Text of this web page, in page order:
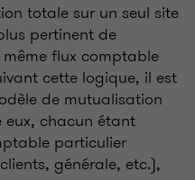
totale sur un seul site
pertinent de
flux comptable
cette logique, il est
de mutualisation
eux, chacun étant
particulier
générale, etc.),